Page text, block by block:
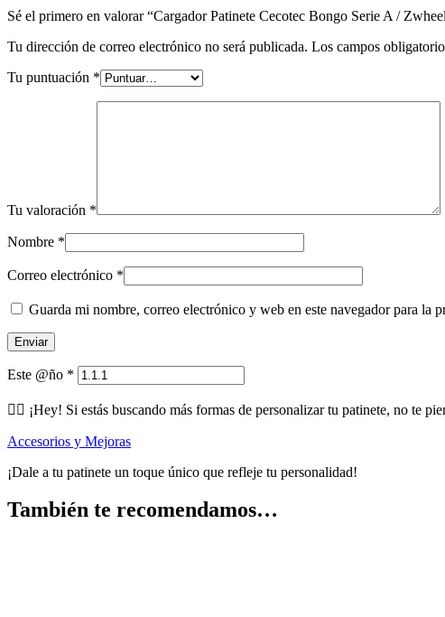
Sé el primero en valorar “Cargador Patinete Cecotec Bongo Serie A /
Tu dirección de correo electrónico no será publicada. Los campos
Tu puntuación *
Tu valoración *
Nombre *
Correo electrónico *
Guarda mi nombre, correo electrónico y web en este navegador para la
Este @ño *
🕵️‍♂️ ¡Hey! Si estás buscando más formas de personalizar tu patinete, no te
Accesorios y Mejoras
¡Dale a tu patinete un toque único que refleje tu personalidad!
También te recomendamos…